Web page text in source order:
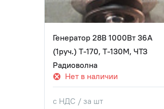
Генератор 28В 1000Вт 36А
(1руч.) Т-170, Т-130М, ЧТЗ
Радиоволна
Нет в наличии
с НДС / за шт